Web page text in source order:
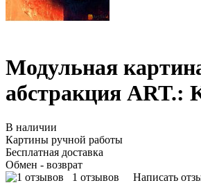
Модульная
абстракция ART.:
В наличии
Картины ручной работы
Бесплатная доставка
Обмен - возврат
1 отзывов
Написать